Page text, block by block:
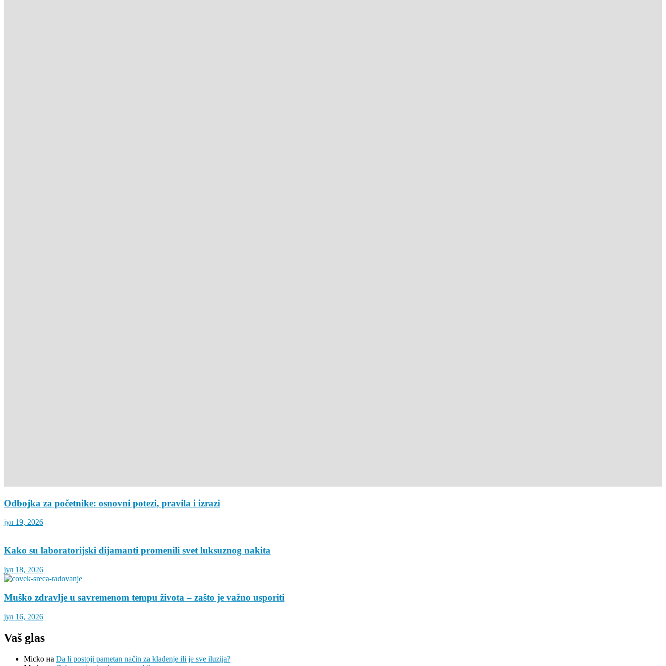
Odbojka za početnike: osnovni potezi, pravila i izrazi
јул 19, 2026
Kako su laboratorijski dijamanti promenili svet luksuznog nakita
јул 18, 2026
Muško zdravlje u savremenom tempu života – zašto je važno usporiti
јул 16, 2026
Vaš glas
Micko на Da li postoji pametan način za klađenje ili je sve iluzija?